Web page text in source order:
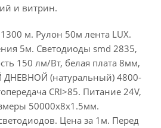
и витрин.
1300 м. Рулон 50м лента LUX.
5м. Светодиоды smd 2835,
150 лм/Вт, белая плата 8мм,
ДНЕВНОЙ (натуральный) 4800-
CRI>85. Питание 24V,
50000х8х1.5мм.
Цена за 1м. Перед